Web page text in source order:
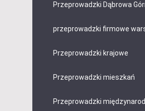
Przeprowadzki Dąbrowa
przeprowadzki firmowe
Przeprowadzki krajowe
Przeprowadzki mieszkań
Przeprowadzki